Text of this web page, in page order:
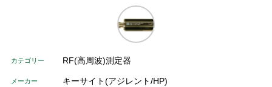
カテゴリー RF(高周波)測定器
メーカー キーサイト(アジレント/HP)